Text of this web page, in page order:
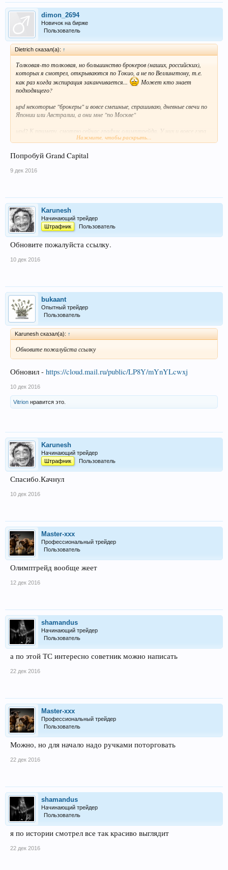
dimon_2694
Новичок на бирже
Пользователь
Dietrich сказал(а): ↑
Толковая-то толковая, но большинство брокеров (наших, российских),
которых я смотрел, открываются по Токио, а не по Веллингтону, т.е.
как раз когда экспирация заканчивается...
Может кто знает
подходящего?
upd некоторые "брокеры" и вовсе смешные, спрашиваю, дневные свечи по
Японии или Австралии, а они мне "по Москве"
upd2 К примеру, смотрю сейчас график олимптрейда. У них и вовсе гэпа
на графике не видно (там где он есть, в tw, например). Т.е. открываются
Нажмите, чтобы раскрыть...
Попробуй Grand Capital
9 дек 2016
Karunesh
Начинающий трейдер
Штрафник
Пользователь
Обновите пожалуйста ссылку.
10 дек 2016
bukaant
Опытный трейдер
Пользователь
Karunesh сказал(а): ↑
Обновите пожалуйста ссылку
Обновил - https://cloud.mail.ru/public/LP8Y/mYnYLcwxj
10 дек 2016
Vitrion нравится это.
Karunesh
Начинающий трейдер
Штрафник
Пользователь
Спасибо.Качнул
10 дек 2016
Master-xxx
Профессиональный трейдер
Пользователь
Олимптрейд вообще жеет
12 дек 2016
shamandus
Начинающий трейдер
Пользователь
а по этой ТС интересно советник можно написать
22 дек 2016
Master-xxx
Профессиональный трейдер
Пользователь
Можно, но для начало надо ручками поторговать
22 дек 2016
shamandus
Начинающий трейдер
Пользователь
я по истории смотрел все так красиво выглядит
22 дек 2016